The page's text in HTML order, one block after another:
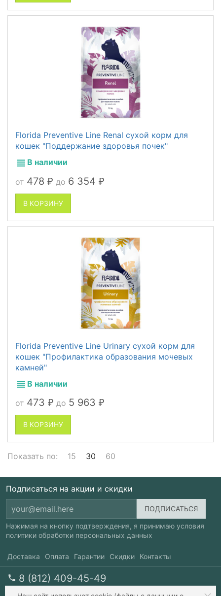
Florida Preventive Line Renal сухой корм для
кошек "Поддержание здоровья почек"
В наличии
от 478 ₽ до 6 354 ₽
В КОРЗИНУ
Florida Preventive Line Urinary сухой корм для
кошек "Профилактика образования мочевых
камней"
В наличии
от 473 ₽ до 5 963 ₽
В КОРЗИНУ
Показать по: 15 30 60
Подписаться на акции и скидки
Нажимая на кнопку подтверждения, я принимаю условия
политики обработки персональных данных
Доставка Оплата Гарантии Скидки Контакты
8 (812) 409-45-49
перезвоните мне